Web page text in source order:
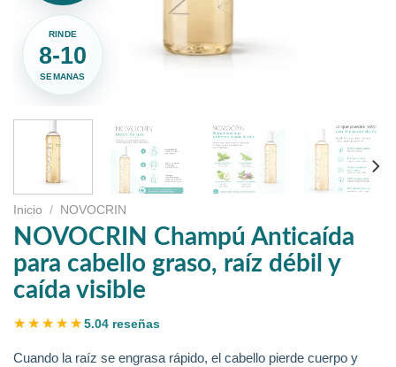
RINDE
8-10
SEMANAS
Inicio / NOVOCRIN
NOVOCRIN Champú Anticaída
para cabello graso, raíz débil y
caída visible
★★★★★
★★★★★5.04 reseñas
Cuando la raíz se engrasa rápido, el cabello pierde cuerpo y